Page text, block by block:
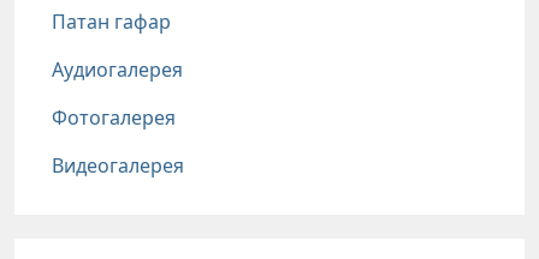
Патан гафар
Аудиогалерея
Фотогалерея
Видеогалерея